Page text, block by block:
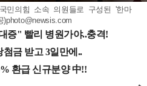
민의힘 소속 의원들로 구성된 '한마
)photo@newsis.com